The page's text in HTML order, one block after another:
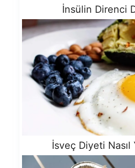
İnsülin Direnci
İsveç Diyeti Nasıl